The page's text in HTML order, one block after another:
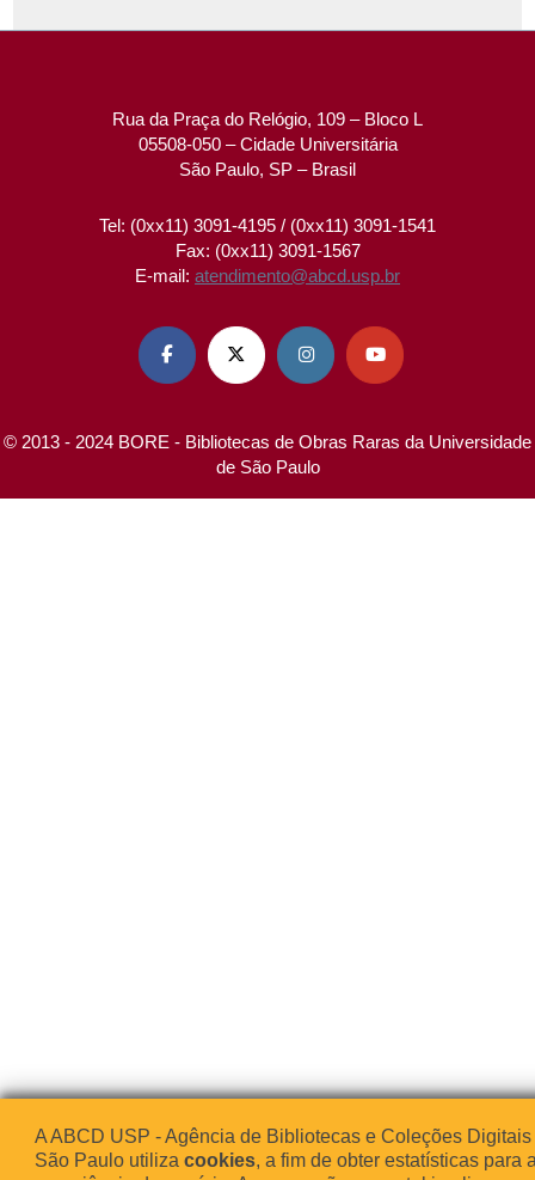
Rua da Praça do Relógio, 109 – Bloco L
05508-050 – Cidade Universitária
São Paulo, SP – Brasil
Tel: (0xx11) 3091-4195 / (0xx11) 3091-1541
Fax: (0xx11) 3091-1567
E-mail: atendimento@abcd.usp.br
   
© 2013 - 2024 BORE - Bibliotecas de Obras Raras da Universidade
de São Paulo
A ABCD USP - Agência de Bibliotecas e Coleções
São Paulo utiliza cookies, a fim de obter estatísticas para